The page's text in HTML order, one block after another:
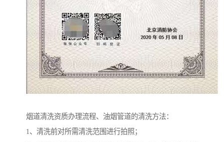
烟道清洗资质办理流程、油烟管道的清洗方法：
1、清洗前对所需清洗范围进行拍照；